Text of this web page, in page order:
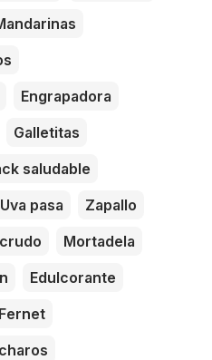
Engrapadora
Galletitas
saludable
Uva pasa
Zapallo
Mortadela
Edulcorante
Fernet